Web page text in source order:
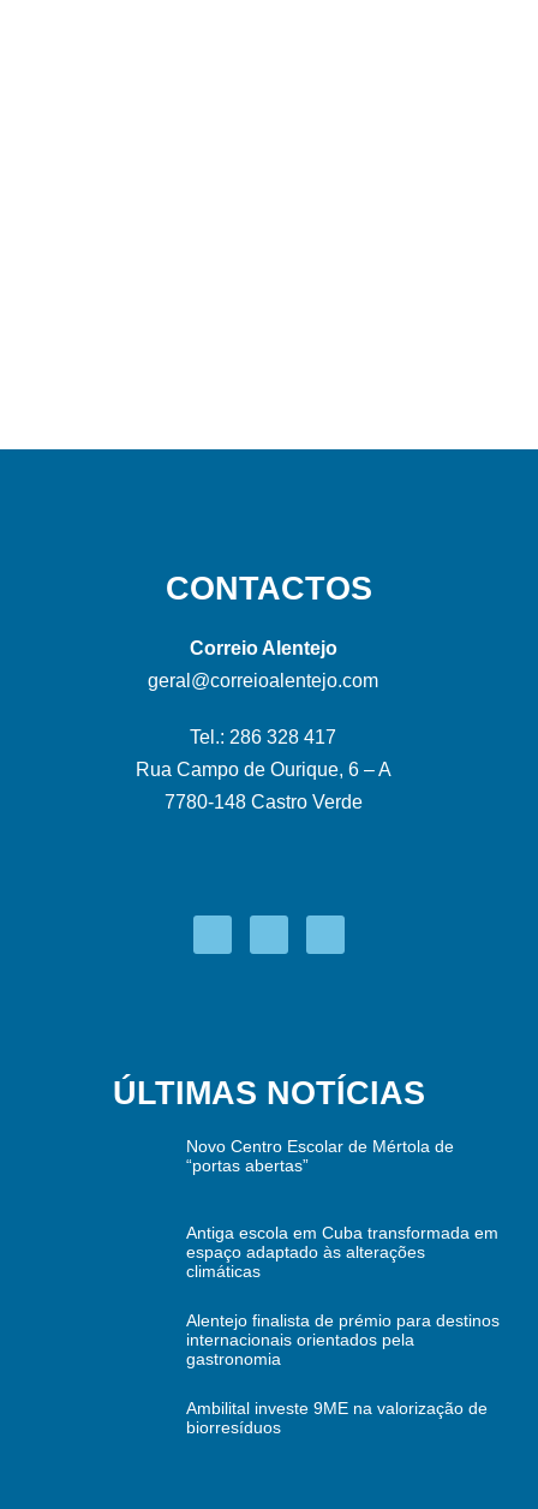
CONTACTOS
Correio Alentejo
geral@correioalentejo.com
Tel.: 286 328 417
Rua Campo de Ourique, 6 – A
7780-148 Castro Verde
ÚLTIMAS NOTÍCIAS
Novo Centro Escolar de Mértola de
“portas abertas”
Antiga escola em Cuba transformada em
espaço adaptado às alterações
climáticas
Alentejo finalista de prémio para destinos
internacionais orientados pela
gastronomia
Ambilital investe 9ME na valorização de
biorresíduos